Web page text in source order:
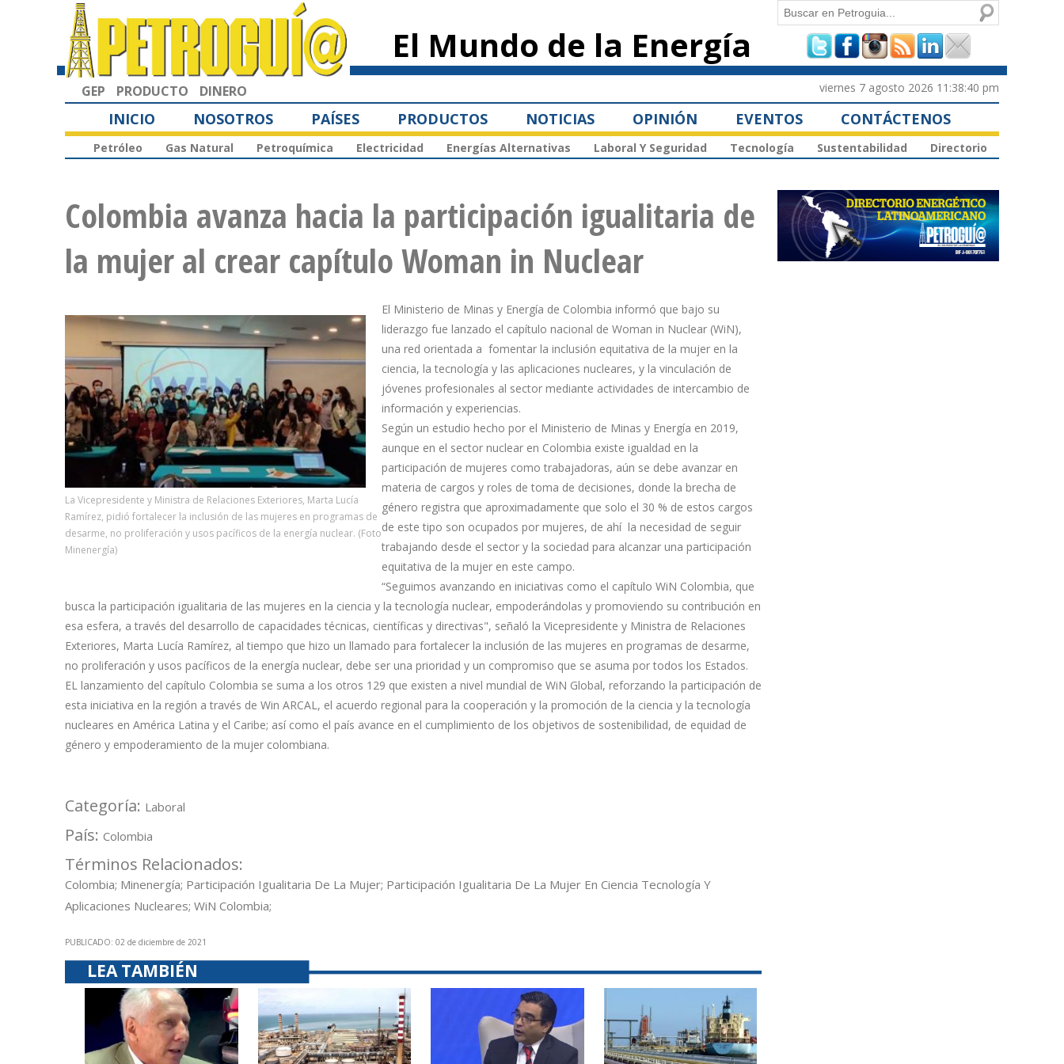
principal
El Mundo de la Energía
Formulario de
búsqueda
Buscar
GEP PRODUCTO DINERO viernes 7 agosto 2026 11:38:40 pm
INICIO NOSOTROS PAÍSES PRODUCTOS NOTICIAS OPINIÓN EVENTOS CONTÁCTENOS
Petróleo Gas Natural Petroquímica Electricidad Energías Alternativas Laboral Y Seguridad Tecnología Sustentabilidad Directorio
Colombia avanza hacia la participación igualitaria de
la mujer al crear capítulo Woman in Nuclear
La Vicepresidente y Ministra de Relaciones Exteriores, Marta Lucía
Ramírez, pidió fortalecer la inclusión de las mujeres en programas de
desarme, no proliferación y usos pacíficos de la energía nuclear. (Foto
Minenergía)
El Ministerio de Minas y Energía de Colombia informó que bajo su
liderazgo fue lanzado el capítulo nacional de Woman in Nuclear (WiN),
una red orientada a fomentar la inclusión equitativa de la mujer en la
ciencia, la tecnología y las aplicaciones nucleares, y la vinculación de
jóvenes profesionales al sector mediante actividades de intercambio de
información y experiencias.
Según un estudio hecho por el Ministerio de Minas y Energía en 2019,
aunque en el sector nuclear en Colombia existe igualdad en la
participación de mujeres como trabajadoras, aún se debe avanzar en
materia de cargos y roles de toma de decisiones, donde la brecha de
género registra que aproximadamente que solo el 30 % de estos cargos
de este tipo son ocupados por mujeres, de ahí la necesidad de seguir
trabajando desde el sector y la sociedad para alcanzar una participación
equitativa de la mujer en este campo.
“Seguimos avanzando en iniciativas como el capítulo WiN Colombia, que
busca la participación igualitaria de las mujeres en la ciencia y la tecnología nuclear, empoderándolas y promoviendo su contribución en
esa esfera, a través del desarrollo de capacidades técnicas, científicas y directivas", señaló la Vicepresidente y Ministra de Relaciones
Exteriores, Marta Lucía Ramírez, al tiempo que hizo un llamado para fortalecer la inclusión de las mujeres en programas de desarme,
no proliferación y usos pacíficos de la energía nuclear, debe ser una prioridad y un compromiso que se asuma por todos los Estados.
EL lanzamiento del capítulo Colombia se suma a los otros 129 que existen a nivel mundial de WiN Global, reforzando la participación de
esta iniciativa en la región a través de Win ARCAL, el acuerdo regional para la cooperación y la promoción de la ciencia y la tecnología
nucleares en América Latina y el Caribe; así como el país avance en el cumplimiento de los objetivos de sostenibilidad, de equidad de
género y empoderamiento de la mujer colombiana.
Categoría: Laboral
País: Colombia
Términos Relacionados:
Colombia; Minenergía; Participación Igualitaria De La Mujer; Participación Igualitaria De La Mujer En Ciencia Tecnología Y
Aplicaciones Nucleares; WiN Colombia;
PUBLICADO: 02 de diciembre de 2021
LEA TAMBIÉN